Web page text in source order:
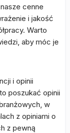
cenne
i jakość
Warto
aby móc je
i opinii
poszukać opinii
w
z opiniami o
z pewną